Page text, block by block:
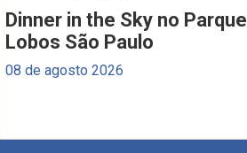
Dinner in the Sky no
Lobos São Paulo
08 de agosto 2026